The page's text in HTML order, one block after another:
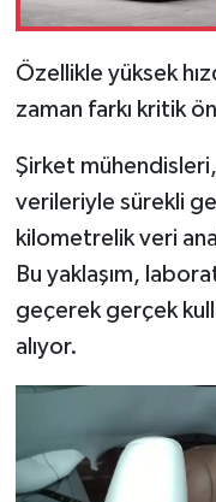
Özellikle yüksek
zaman farkı kritik
Şirket
verileriyle sürekli
kilometrelik veri
Bu yaklaşım,
geçerek gerçek
alıyor.